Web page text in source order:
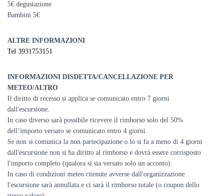
5€ degustazione
Bambini 5€
ALTRE INFORMAZIONI
Tel 3931753151
INFORMAZIONI DISDETTA/CANCELLAZIONE PER
METEO/ALTRO
Il diritto di recesso si applica se comunicato entro 7 giorni
dall'escursione.
In caso diverso sarà possibile ricevere il rimborso solo del 50%
dell’importo versato se comunicato entro 4 giorni.
Se non si comunica la non partecipazione o lo si fa a meno di 4 giorni
dall'escursione non si ha diritto al rimborso e dovrà essere corrisposto
l'importo completo (qualora si sia versato solo un acconto).
In caso di condizioni meteo ritenute avverse dall'organizzazione
l'escursione sarà annullata e ci sarà il rimborso totale (o coupon dello